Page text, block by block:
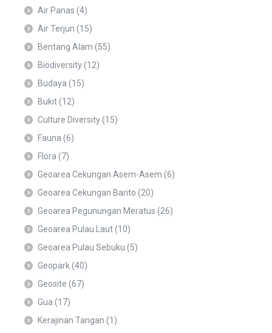
Air Panas (4)
Air Terjun (15)
Bentang Alam (55)
Biodiversity(12)
Budaya (15)
Bukit(12)
Culture Diversity(15)
Fauna (6)
Flora (7)
Geoarea Cekungan Asem-Asem (6)
Geoarea Cekungan Barito (20)
Geoarea Pegunungan Meratus (26)
Geoarea Pulau Laut(10)
Geoarea Pulau Sebuku (5)
Geopark (40)
Geosite (67)
Gua (17)
Kerajinan Tangan (1)